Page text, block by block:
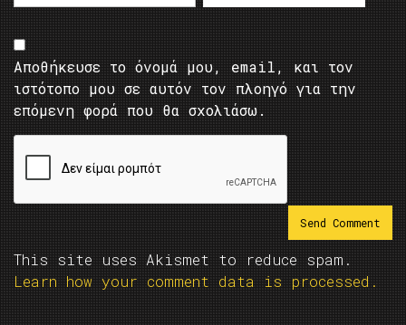
Αποθήκευσε το όνομά μου, email, και τον
ιστότοπο μου σε αυτόν τον πλοηγό για την
επόμενη φορά που θα σχολιάσω.
This site uses Akismet to reduce spam.
Learn how your comment data is processed.